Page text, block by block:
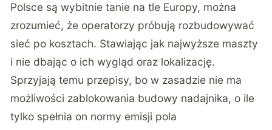
Polsce są wybitnie tanie na tle Europy, można
zrozumieć, że operatorzy próbują rozbudowywać
sieć po kosztach. Stawiając jak najwyższe maszty
i nie dbając o ich wygląd oraz lokalizację.
Sprzyjają temu przepisy, bo w zasadzie nie ma
możliwości zablokowania budowy nadajnika, o ile
tylko spełnia on normy emisji pola